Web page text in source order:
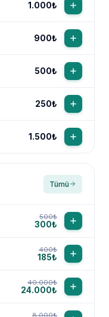
1.000₺
900₺
500₺
250₺
1.500₺
Tümü
500₺
300₺
400₺
185₺
40.000₺
24.000₺
8.000₺